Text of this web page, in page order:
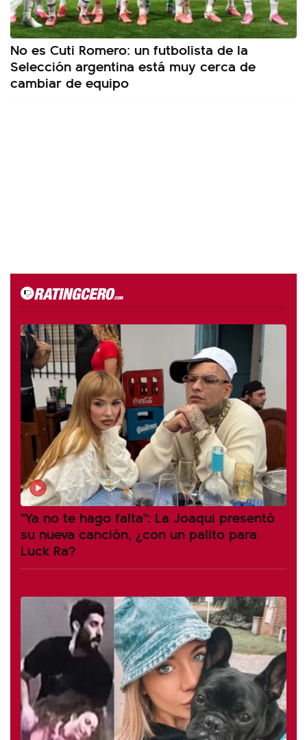
No es Cuti Romero: un futbolista de la
Selección argentina está muy cerca de
cambiar de equipo
"Ya no te hago falta": La Joaqui presentó
su nueva canción, ¿con un palito para
Luck Ra?